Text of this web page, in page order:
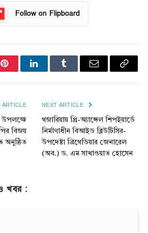
Follow on Flipboard
PinterestLinkedInTumblr Email
Copy
ARTICLE
উপলক্ষে
বিজয়
অনুষ্ঠিত
NEXT ARTICLE
গজারিয়ায় থ্রি-অ্যাঙ্গেল শিপইয়ার্ডে
নির্মাণাধীন বিআইড ব্লিউটিসির-
উপদেষ্টা ব্রিগেডিয়ার জেনারেল
(অব.) ড. এম সাখাওয়াত হোসেন
খবর :